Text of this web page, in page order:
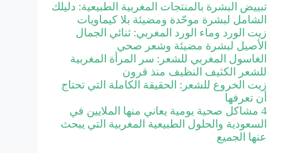
تبييض البشرة بالمنتجات المغربية الطبيعية: دليلك
الشامل لبشرة موحّدة ومضيئة بلا كيماويات
زيت الورد وماء الورد المغربي: ثنائي الجمال
الأصيل لبشرة مضيئة وشعر صحي
الغاسول المغربي للشعر: سر المرأة المغربية
للشعر الكثيف النظيف منذ قرون
زيت الخروع للشعر: الحقيقة الكاملة التي تحتاج
أن تعرفها
4 مشاكل صحية يومية يعاني منها الملايين في
السعودية والحلول الطبيعية المغربية التي يبحث
عنها الجميع